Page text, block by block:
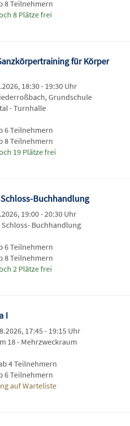
8 Teilnehmern
8 Plätze frei
für Körper
18:30 - 19:30 Uhr
Grundschule
- Turnhalle
6 Teilnehmern
8 Teilnehmern
19 Plätze frei
Buchhandlung
19:00 - 20:30 Uhr
Buchhandlung
6 Teilnehmern
8 Teilnehmern
2 Plätze frei
I
17:45 - 19:15 Uhr
18 - Mehrzweckraum
4 Teilnehmern
6 Teilnehmern
auf Warteliste